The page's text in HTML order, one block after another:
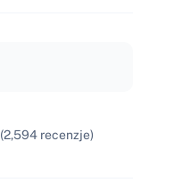
(2,594 recenzje)